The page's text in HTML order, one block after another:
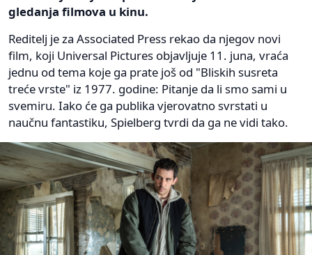
gledanja filmova u kinu.
Reditelj je za Associated Press rekao da njegov novi
film, koji Universal Pictures objavljuje 11. juna, vraća
jednu od tema koje ga prate još od "Bliskih susreta
treće vrste" iz 1977. godine: Pitanje da li smo sami u
svemiru. Iako će ga publika vjerovatno svrstati u
naučnu fantastiku, Spielberg tvrdi da ga ne vidi tako.